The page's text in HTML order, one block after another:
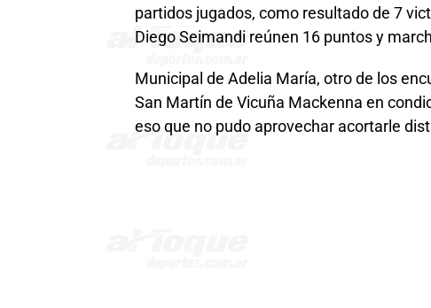
partidos jugados, como resultado de 7
Diego Seimandi reúnen 16 puntos y
Municipal de Adelia María, otro de los
San Martín de Vicuña Mackenna en
eso que no pudo aprovechar acortarle